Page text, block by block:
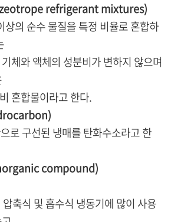
refrigerant mixtures)
의 순수 물질을 특정 비율로 혼합하
와 액체의 성분비가 변하지 않으며
혼합물이라고 한다.
구선된 냉매를 탄화수소라고 한
compound)
식 및 흡수식 냉동기에 많이 사용